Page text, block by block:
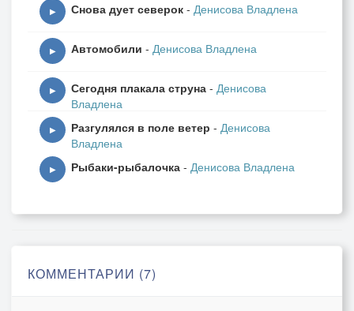
но ты ушла!
Как молил тебя: Приди,
Я не буду скучать,
Мне тебя было мало,
Трудно снова начать,
Мне любви
Не хватало…
Привыкну жить теперь один.
▶ Снова дует северок - Денисова Владлена
▶ Автомобили - Денисова Владлена
▶ Сегодня плакала струна - Денисова
Владлена
▶ Разгулялся в поле ветер - Денисова
Владлена
▶ Рыбаки-рыбалочка - Денисова Владлена
КОММЕНТАРИИ (7)